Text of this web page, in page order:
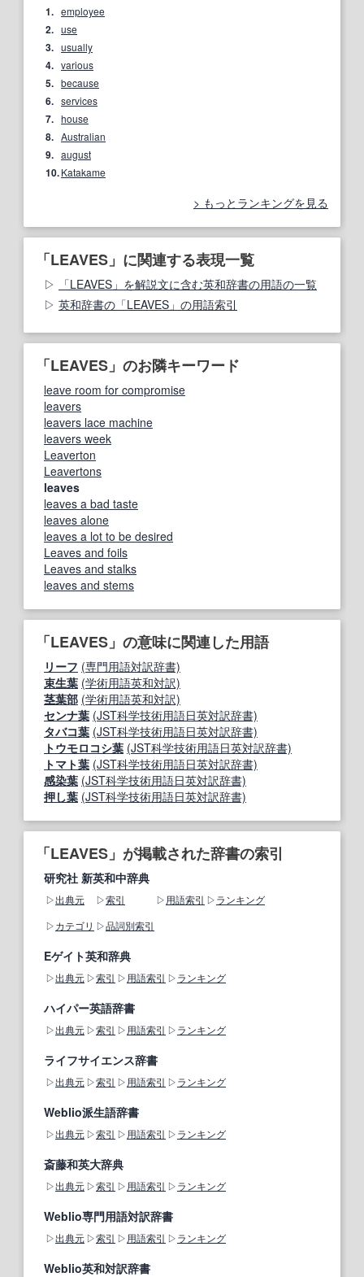
1. employee
2. use
3. usually
4. various
5. because
6. services
7. house
8. Australian
9. august
10.Katakame
もっとランキングを見る
「LEAVES」に関連する表現一覧
「LEAVES」を解説文に含む英和辞書の用語の一覧
英和辞書の「LEAVES」の用語索引
「LEAVES」のお隣キーワード
leave room for compromise
leavers
leavers lace machine
leavers week
Leaverton
Leavertons
leaves
leaves a bad taste
leaves alone
leaves a lot to be desired
Leaves and foils
Leaves and stalks
leaves and stems
「LEAVES」の意味に関連した用語
リーフ (専門用語対訳辞書)
束生葉 (学術用語英和対訳)
茎葉部 (学術用語英和対訳)
センナ葉 (JST科学技術用語日英対訳辞書)
タバコ葉 (JST科学技術用語日英対訳辞書)
トウモロコシ葉 (JST科学技術用語日英対訳辞書)
トマト葉 (JST科学技術用語日英対訳辞書)
感染葉 (JST科学技術用語日英対訳辞書)
押し葉 (JST科学技術用語日英対訳辞書)
「LEAVES」が掲載された辞書の索引
研究社 新英和中辞典
出典元 索引 用語索引
ランキング
カテゴリ
品詞別索引
Eゲイト英和辞典
出典元 索引 用語索引 ランキング
ハイパー英語辞書
出典元 索引 用語索引 ランキング
ライフサイエンス辞書
出典元 索引 用語索引 ランキング
Weblio派生語辞書
出典元 索引 用語索引 ランキング
斎藤和英大辞典
出典元 索引 用語索引 ランキング
Weblio専門用語対訳辞書
出典元 索引 用語索引 ランキング
Weblio英和対訳辞書